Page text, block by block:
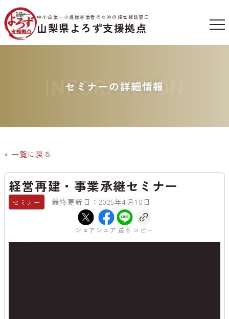
中小企業・小規模事業者のための経営相談窓口
山梨県よろず支援拠点
セミナーの詳細情報
INFORMATION
« 一覧に戻る
経営再建・事業承継セミナー
セミナー 最終更新日：2025年4月10日
シェア シェア 送る コピー